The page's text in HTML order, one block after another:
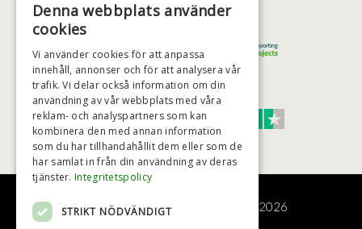
TRUST SCORE 4,7
Excellent
© COPYRIGHT - BAD&STIL® ApS 2026
Denna webbplats använder
cookies
Vi använder cookies för att anpassa
innehåll, annonser och för att analysera vår
trafik. Vi delar också information om din
användning av vår webbplats med våra
reklam- och analyspartners som kan
kombinera den med annan information
som du har tillhandahållit dem eller som de
har samlat in från din användning av deras
tjänster. Integritetspolicy
STRIKT NÖDVÄNDIGT